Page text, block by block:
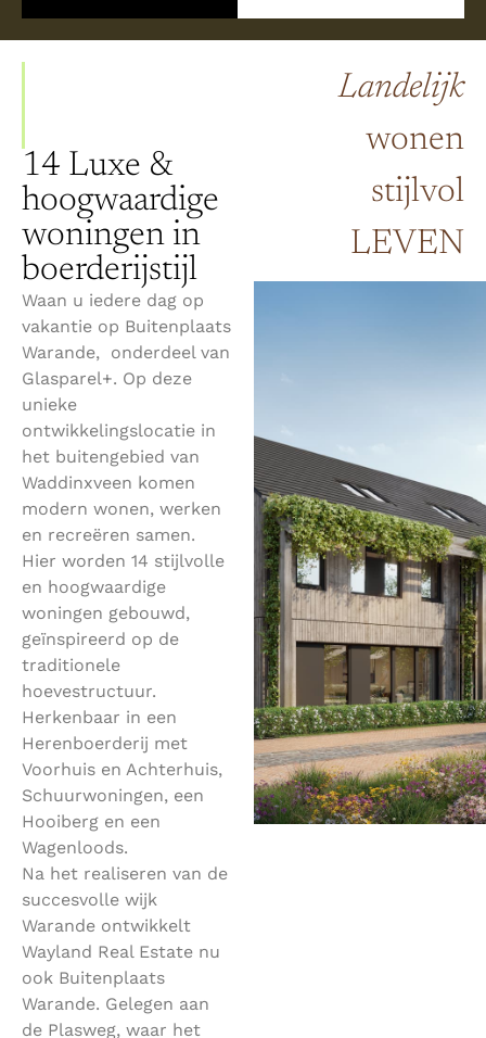
14 Luxe &
hoogwaardige
woningen in
boerderijstijl
Waan u iedere dag op
vakantie op Buitenplaats
Warande, onderdeel van
Glasparel+. Op deze
unieke
ontwikkelingslocatie in
het buitengebied van
Waddinxveen komen
modern wonen, werken
en recreëren samen.
Hier worden 14 stijlvolle
en hoogwaardige
woningen gebouwd,
geïnspireerd op de
traditionele
hoevestructuur.
Herkenbaar in een
Herenboerderij met
Voorhuis en Achterhuis,
Schuurwoningen, een
Hooiberg en een
Wagenloods.
Na het realiseren van de
succesvolle wijk
Warande ontwikkelt
Wayland Real Estate nu
ook Buitenplaats
Warande. Gelegen aan
de Plasweg, waar het
Landelijk
wonen
stijlvol
LEVEN